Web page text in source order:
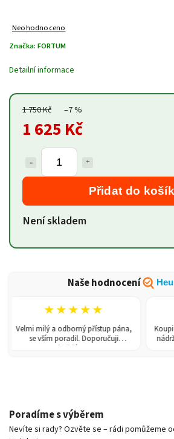
Neohodnoceno
Značka: FORTUM
1 750 Kč –7 %
1 625 Kč
Přidat do
Není skladem
Detailní informace
Naše hodnocení
★★★★★
Velmi milý a odborný přístup pána,
se vším poradil. Doporučuji
každému!
Koupili
Poradíme s výběrem
Nevíte si rady? Ozvěte se – rádi pomůžeme